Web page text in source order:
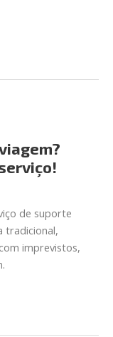
de suporte
tradicional,
imprevistos,